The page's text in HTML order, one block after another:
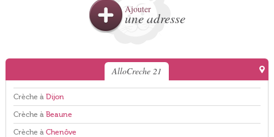
Ajouter
une adresse
AlloCreche 21
Crèche à Dijon
Crèche à Beaune
Crèche à Chenôve